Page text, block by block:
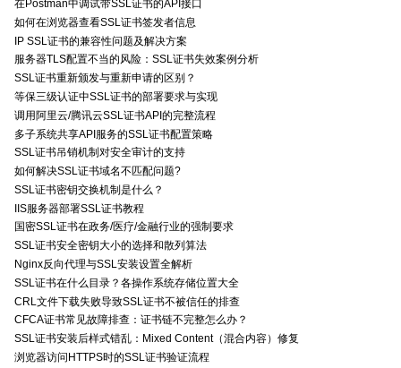
在Postman中调试带SSL证书的API接口
如何在浏览器查看SSL证书签发者信息
IP SSL证书的兼容性问题及解决方案
服务器TLS配置不当的风险：SSL证书失效案例分析
SSL证书重新颁发与重新申请的区别？
等保三级认证中SSL证书的部署要求与实现
调用阿里云/腾讯云SSL证书API的完整流程
多子系统共享API服务的SSL证书配置策略
SSL证书吊销机制对安全审计的支持
如何解决SSL证书域名不匹配问题?
SSL证书密钥交换机制是什么？
IIS服务器部署SSL证书教程
国密SSL证书在政务/医疗/金融行业的强制要求
SSL证书安全密钥大小的选择和散列算法
Nginx反向代理与SSL安装设置全解析
SSL证书在什么目录？各操作系统存储位置大全
CRL文件下载失败导致SSL证书不被信任的排查
CFCA证书常见故障排查：证书链不完整怎么办？
SSL证书安装后样式错乱：Mixed Content（混合内容）修复
浏览器访问HTTPS时的SSL证书验证流程